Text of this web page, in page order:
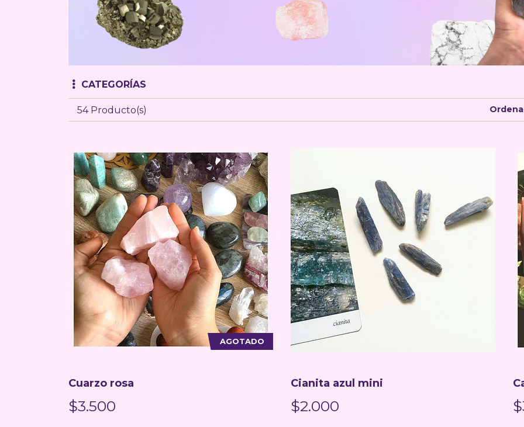
CATEGORÍAS
54 Producto(s)
AGOTADO
Cuarzo rosa
$3.500
Cianita azul mini
$2.000